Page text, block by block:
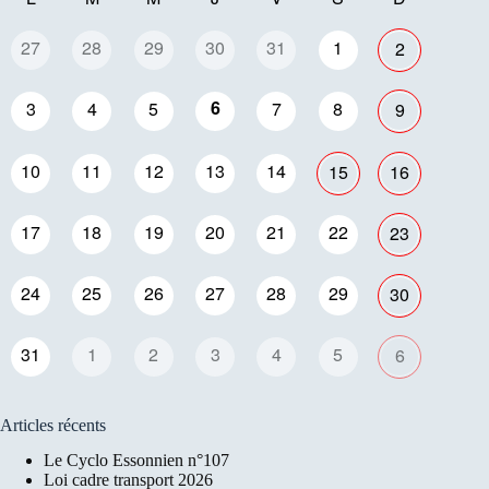
27 28 29 30 31 1 2
3 4 5 6 7 8 9
10 11 12 13 14 15 16
17 18 19 20 21 22 23
24 25 26 27 28 29 30
31 1 2 3 4 5 6
Articles récents
Le Cyclo Essonnien n°107
Loi cadre transport 2026